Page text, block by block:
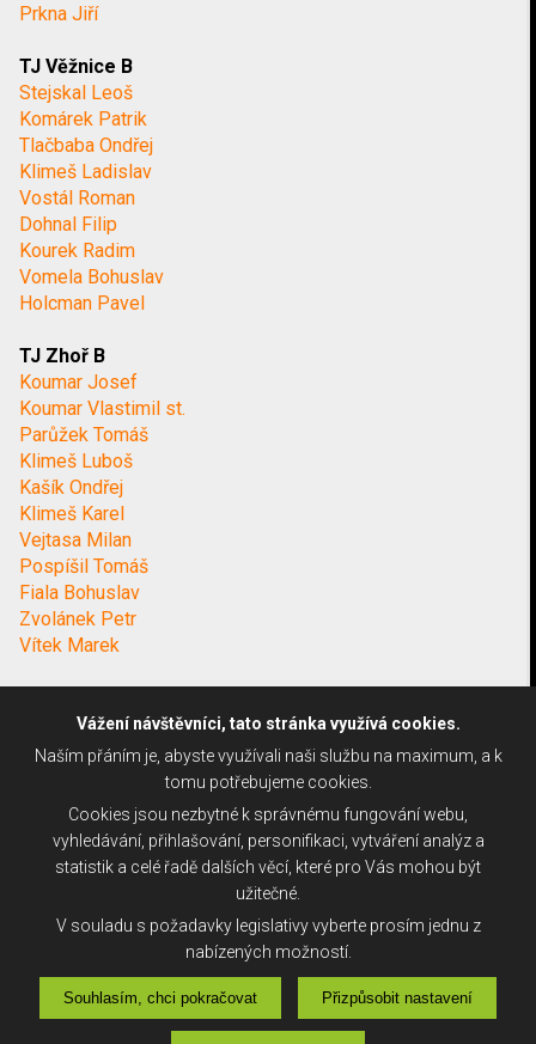
Prkna Jiří
TJ Věžnice B
Stejskal Leoš
Komárek Patrik
Tlačbaba Ondřej
Klimeš Ladislav
Vostál Roman
Dohnal Filip
Kourek Radim
Vomela Bohuslav
Holcman Pavel
TJ Zhoř B
Koumar Josef
Koumar Vlastimil st.
Parůžek Tomáš
Klimeš Luboš
Kašík Ondřej
Klimeš Karel
Vejtasa Milan
Pospíšil Tomáš
Fiala Bohuslav
Zvolánek Petr
Vítek Marek
Vážení návštěvníci, tato stránka využívá cookies.
Naším přáním je, abyste využívali naši službu na maximum, a k
tomu potřebujeme cookies.
Cookies jsou nezbytné k správnému fungování webu,
vyhledávání, přihlašování, personifikaci, vytváření analýz a
statistik a celé řadě dalších věcí, které pro Vás mohou být
užitečné.
V souladu s požadavky legislativy vyberte prosím jednu z
nabízených možností.
Souhlasím, chci pokračovat Přizpůsobit nastavení